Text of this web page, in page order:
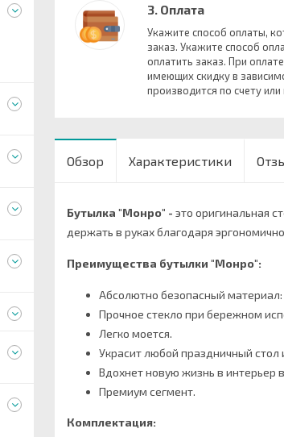
3. Оплата
Укажите способ оплаты,
заказ. Укажите способ
оплатить заказ. При
имеющих скидку в
производится по счету или
Обзор Характеристики
Бутылка "Монро" - это оригинальная
держать в руках благодаря
Преимущества бутылки "Монро":
Абсолютно безопасный
Прочное стекло при бережном
Легко моется.
Украсит любой праздничный стол
Вдохнет новую жизнь в
Премиум сегмент.
Комплектация: